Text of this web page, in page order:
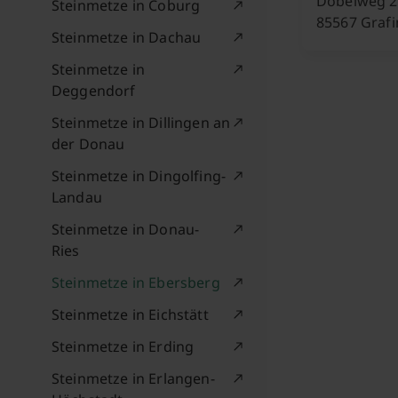
Steinmetze in Coburg
Steinmetze in Dachau
Steinmetze in
Deggendorf
Steinmetze in Dillingen an
der Donau
Steinmetze in Dingolfing-
Landau
Steinmetze in Donau-
Ries
Steinmetze in Ebersberg
Steinmetze in Eichstätt
Steinmetze in Erding
Steinmetze in Erlangen-
85567